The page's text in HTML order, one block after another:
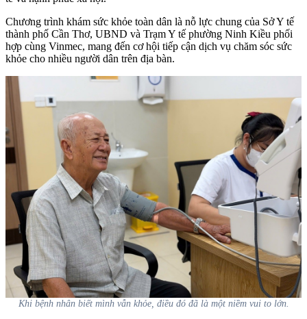
Chương trình khám sức khỏe toàn dân là nỗ lực chung của Sở Y tế
thành phố Cần Thơ, UBND và Trạm Y tế phường Ninh Kiều phối
hợp cùng Vinmec, mang đến cơ hội tiếp cận dịch vụ chăm sóc sức
khỏe cho nhiều người dân trên địa bàn.
Khi bệnh nhân biết mình vẫn khỏe, điều đó đã là một niềm vui to lớn.